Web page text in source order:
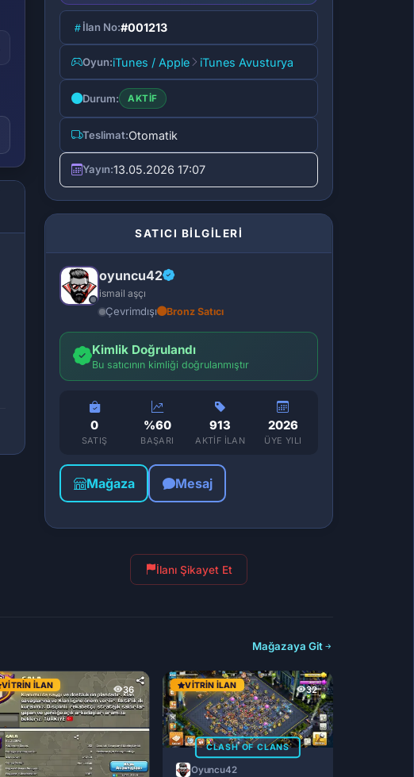
İlan No:#001213
Oyun:iTunes / Apple iTunes Avusturya
Durum: AKTIF
Teslimat:Otomatik
Yayın:13.05.2026 17:07
SATICI BİLGİLERİ
oyuncu42
ismail aşçı
Çevrimdışı Bronz Satıcı
Kimlik Doğrulandı
Bu satıcının kimliği doğrulanmıştır
0
SATIŞ
%60
BAŞARI
913
AKTIF İLAN
2026
ÜYE YILI
Mağaza Mesaj
İlanı Şikayet Et
Mağazaya Git
36
VITRIN İLAN 32
VITRIN İLAN
CLASH OF CLANS
Oyuncu42